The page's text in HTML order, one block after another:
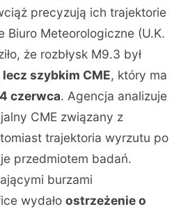
precyzują ich trajektorie
Biuro Meteorologiczne (U.K.
że rozbłysk M9.3 był
lecz szybkim CME, który ma
4 czerwca. Agencja analizuje
CME związany z
trajektoria wyrzutu po
przedmiotem badań.
burzami
wydałoostrzeżenie o